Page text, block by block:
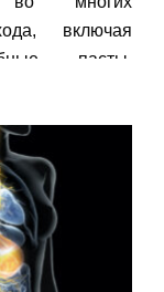
включая
пасты,